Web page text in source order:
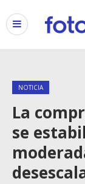
NOTICIA
La
se